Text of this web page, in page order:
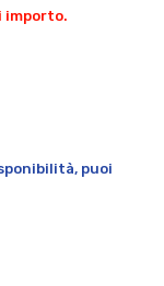
importo.
puoi